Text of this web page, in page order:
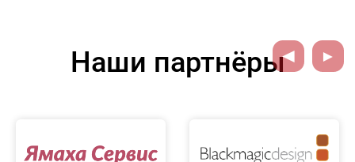
Наши партнёры